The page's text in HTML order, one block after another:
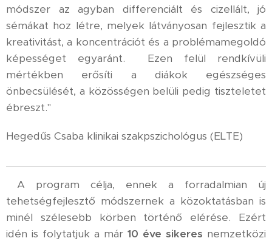
módszer az agyban differenciált és cizellált, jó
sémákat hoz létre, melyek látványosan fejlesztik a
kreativitást, a koncentrációt és a problémamegoldó
képességet egyaránt. Ezen felül rendkívüli
mértékben erősíti a diákok egészséges
önbecsülését, a közösségen belüli pedig tiszteletet
ébreszt."
Hegedűs Csaba klinikai szakpszichológus (ELTE)
A program célja, ennek a forradalmian új
tehetségfejlesztő módszernek a közoktatásban is
minél szélesebb körben történő elérése. Ezért
idén is folytatjuk a már 10 éve sikeres nemzetközi